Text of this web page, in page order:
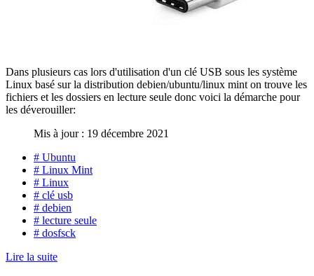
Dans plusieurs cas lors d'utilisation d'un clé USB sous les système
Linux basé sur la distribution debien/ubuntu/linux mint on trouve les
fichiers et les dossiers en lecture seule donc voici la démarche pour
les déverouiller:
Mis à jour : 19 décembre 2021
# Ubuntu
# Linux Mint
# Linux
# clé usb
# debien
# lecture seule
# dosfsck
Lire la suite